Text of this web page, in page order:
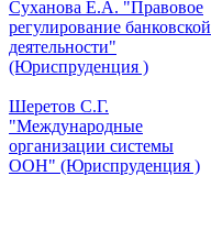
Суханова Е.А. "Правовое
регулирование банковской
деятельности"
(Юриспруденция )
Шеретов С.Г.
"Международные
организации системы
ООН" (Юриспруденция )